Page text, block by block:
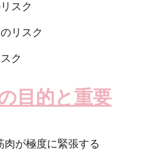
スク
リスク
ク
目的と重要
肉が極度に緊張する